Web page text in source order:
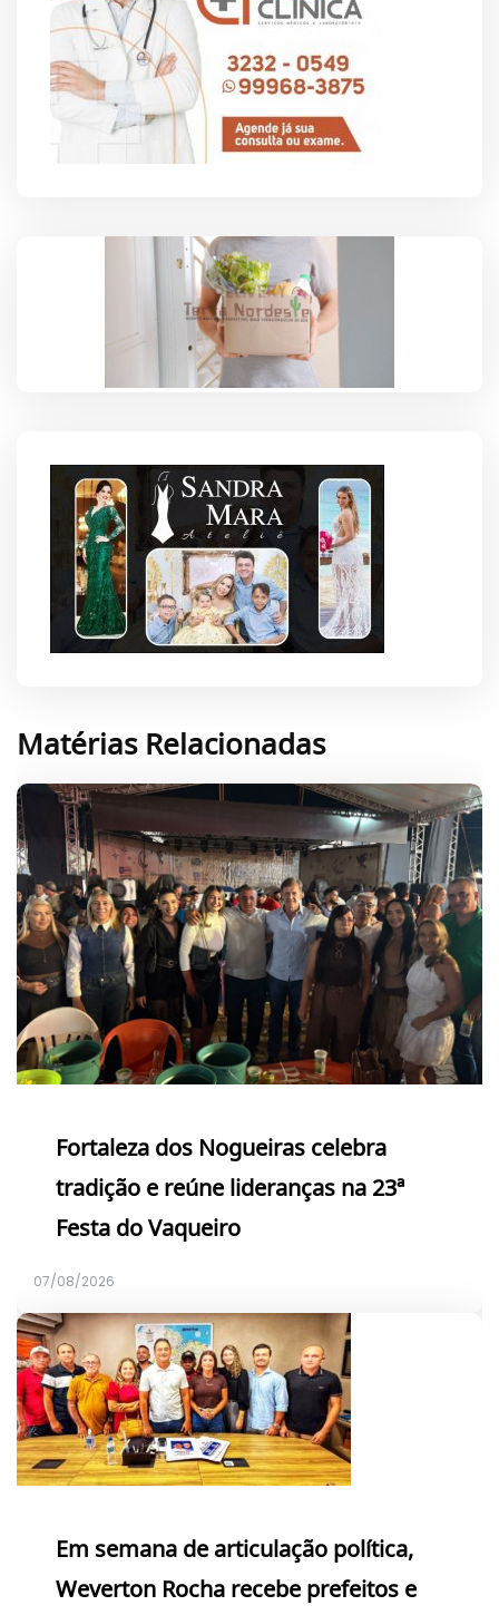
Matérias Relacionadas
Fortaleza dos Nogueiras celebra
tradição e reúne lideranças na 23ª
Festa do Vaqueiro
07/08/2026
Em semana de articulação política,
Weverton Rocha recebe prefeitos e